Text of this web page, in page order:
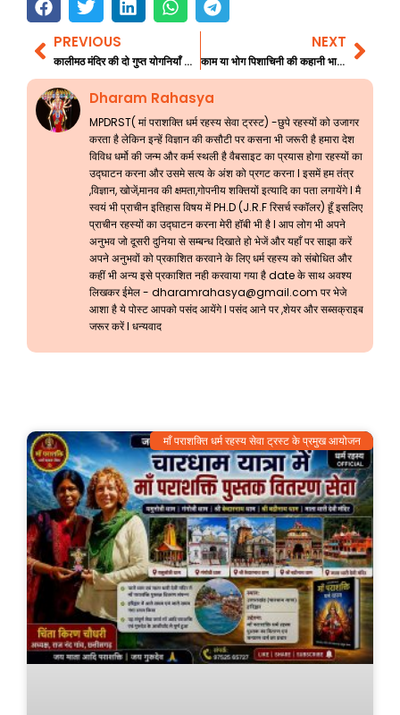
Prev
PREVIOUS
कालीमठ मंदिर की दो गुप्त योगनियाँ 4 अंतिम भाग
NEXT
काम या भोग पिशाचिनी की कहानी भाग 1
Dharam Rahasya
MPDRST( मां पराशक्ति धर्म रहस्य सेवा ट्रस्ट) -छुपे रहस्यों को उजागर
करता है लेकिन इन्हें विज्ञान की कसौटी पर कसना भी जरूरी है हमारा देश
विविध धर्मो की जन्म और कर्म स्थली है वैबसाइट का प्रयास होगा रहस्यों का
उद्घाटन करना और उसमे सत्य के अंश को प्रगट करना l इसमें हम तंत्र
,विज्ञान, खोजें,मानव की क्षमता,गोपनीय शक्तियों इत्यादि का पता लगायेंगे l मै
स्वयं भी प्राचीन इतिहास विषय में PH.D (J.R.F रिसर्च स्कॉलर) हूँ इसलिए
प्राचीन रहस्यों का उद्घाटन करना मेरी हॉबी भी है l आप लोग भी अपने
अनुभव जो दूसरी दुनिया से सम्बन्ध दिखाते हो भेजें और यहाँ पर साझा करें
अपने अनुभवों को प्रकाशित करवाने के लिए धर्म रहस्य को संबोधित और
कहीं भी अन्य इसे प्रकाशित नही करवाया गया है date के साथ अवश्य
लिखकर ईमेल - dharamrahasya@gmail.com पर भेजे
आशा है ये पोस्ट आपको पसंद आयेंगे l पसंद आने पर ,शेयर और सब्सक्राइब
जरूर करें l धन्यवाद
माँ पराशक्ति धर्म रहस्य सेवा ट्रस्ट के प्रमुख आयोजन